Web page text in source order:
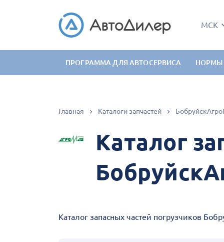
МСК
ПРОГРАММА ДЛЯ АВТОСЕРВИСА НОРМЫ
Главная Каталоги запчастей
Каталог
Каталог запасных частей погрузчиков